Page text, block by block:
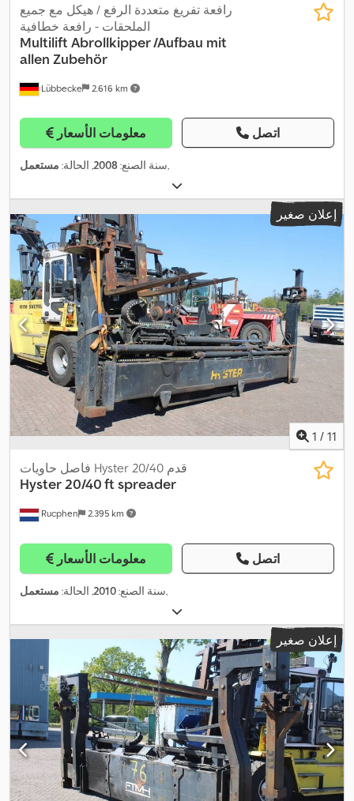
Lübbecke 2.616 km
رافعة تفريغ متعددة الرفع / هيكل مع جميع
الملحقات - رافعة خطافية
Multilift Abrollkipper /Aufbau mit
allen Zubehör
معلومات الأسعار اتصل
سنة الصنع:2008, الحالة: مستعمل ,
إعلان صغير
1 / 11
Rucphen 2.395 km
فاصل حاويات Hyster 20/40 قدم
Hyster20/40 ft spreader
معلومات الأسعار اتصل
سنة الصنع:2010, الحالة: مستعمل ,
إعلان صغير